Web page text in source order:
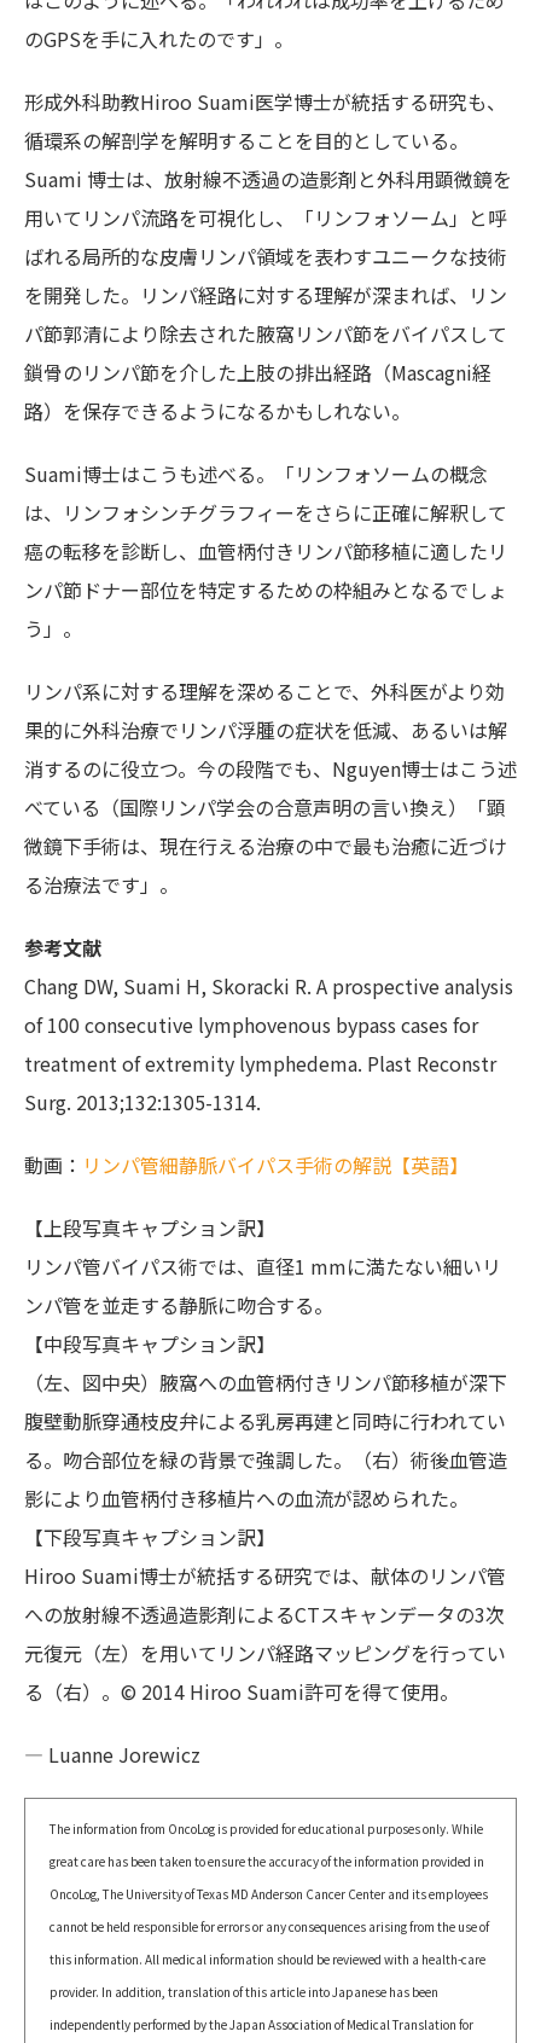
のGPSを手に入れたのです」。
形成外科助教Hiroo Suami医学博士が統括する研究も、
循環系の解剖学を解明することを目的としている。
Suami 博士は、放射線不透過の造影剤と外科用顕微鏡を
用いてリンパ流路を可視化し、「リンフォソーム」と呼
ばれる局所的な皮膚リンパ領域を表わすユニークな技術
を開発した。リンパ経路に対する理解が深まれば、リン
パ節郭清により除去された腋窩リンパ節をバイパスして
鎖骨のリンパ節を介した上肢の排出経路（Mascagni経
路）を保存できるようになるかもしれない。
Suami博士はこうも述べる。「リンフォソームの概念
は、リンフォシンチグラフィーをさらに正確に解釈して
癌の転移を診断し、血管柄付きリンパ節移植に適したリ
ンパ節ドナー部位を特定するための枠組みとなるでしょ
う」。
リンパ系に対する理解を深めることで、外科医がより効
果的に外科治療でリンパ浮腫の症状を低減、あるいは解
消するのに役立つ。今の段階でも、Nguyen博士はこう述
べている（国際リンパ学会の合意声明の言い換え）「顕
微鏡下手術は、現在行える治療の中で最も治癒に近づけ
る治療法です」。
参考文献
Chang DW, Suami H, Skoracki R. A prospective analysis
of 100 consecutive lymphovenous bypass cases for
treatment of extremity lymphedema. Plast Reconstr
Surg. 2013;132:1305-1314.
動画： リンパ管細静脈バイパス手術の解説【英語】
【上段写真キャプション訳】
リンパ管バイパス術では、直径1 mmに満たない細いリ
ンパ管を並走する静脈に吻合する。
【中段写真キャプション訳】
（左、図中央）腋窩への血管柄付きリンパ節移植が深下
腹壁動脈穿通枝皮弁による乳房再建と同時に行われてい
る。吻合部位を緑の背景で強調した。（右）術後血管造
影により血管柄付き移植片への血流が認められた。
【下段写真キャプション訳】
Hiroo Suami博士が統括する研究では、献体のリンパ管
への放射線不透過造影剤によるCTスキャンデータの3次
元復元（左）を用いてリンパ経路マッピングを行ってい
る（右）。© 2014 Hiroo Suami許可を得て使用。
— Luanne Jorewicz
The information from OncoLog is provided for educational purposes only. While
great care has been taken to ensure the accuracy of the information provided in
OncoLog, The University of Texas MD Anderson Cancer Center and its employees
cannot be held responsible for errors or any consequences arising from the use of
this information. All medical information should be reviewed with a health-care
provider. In addition, translation of this article into Japanese has been
independently performed by the Japan Association of Medical Translation for